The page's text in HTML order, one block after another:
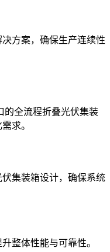
方案，确保生产连续性
的全流程折叠光伏集装
求。
集装箱设计，确保系统
整体性能与可靠性。